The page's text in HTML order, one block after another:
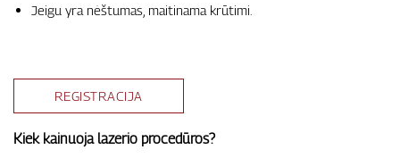
Jeigu yra nėštumas, maitinama krūtimi.
REGISTRACIJA
Kiek kainuoja lazerio procedūros?